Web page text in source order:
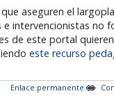
aseguren el
intervencionistas no
de este portal
este recurso
Enlace permanente